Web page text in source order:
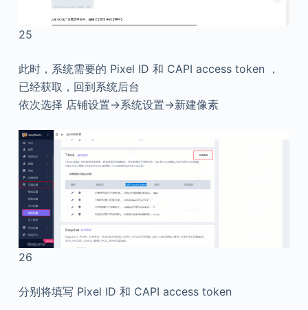
25
此时，系统需要的 Pixel ID 和 CAPI access token ，
已经获取，回到系统后台
依次选择 店铺设置->系统设置->新建像素
26
分别将填写 Pixel ID 和 CAPI access token